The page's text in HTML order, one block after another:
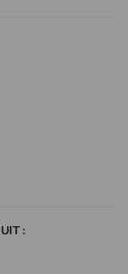
: